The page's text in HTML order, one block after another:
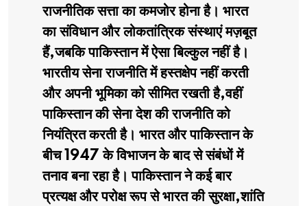
राजनीतिक सत्ता का कमजोर होना है। भारत
का संविधान और लोकतांत्रिक संस्थाएं मज़बूत
हैं,जबकि पाकिस्तान में ऐसा बिल्कुल नहीं है।
भारतीय सेना राजनीति में हस्तक्षेप नहीं करती
और अपनी भूमिका को सीमित रखती है,वहीं
पाकिस्तान की सेना देश की राजनीति को
नियंत्रित करती है। भारत और पाकिस्तान के
बीच 1947 के विभाजन के बाद से संबंधों में
तनाव बना रहा है। पाकिस्तान ने कई बार
प्रत्यक्ष और परोक्ष रूप से भारत की सुरक्षा,शांति